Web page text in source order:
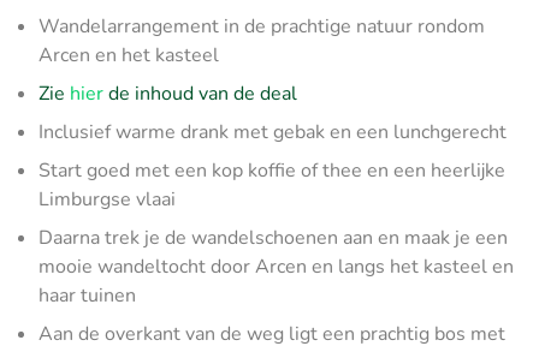
Wandelarrangement in de prachtige natuur rondom
Arcen en het kasteel
Zie hierde inhoud van de deal
Inclusief warme drank met gebak en een lunchgerecht
Start goed met een kop koffie of thee en een heerlijke
Limburgse vlaai
Daarna trek je de wandelschoenen aan en maak je een
mooie wandeltocht door Arcen en langs het kasteel en
haar tuinen
Aan de overkant van de weg ligt een prachtig bos met